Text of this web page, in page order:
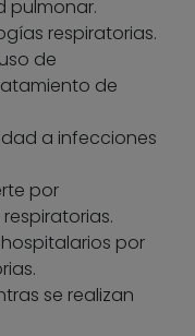
pulmonar.
respiratorias.
de
de
a infecciones
por
por
se realizan